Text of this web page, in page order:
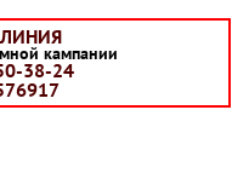
кампании
38-24